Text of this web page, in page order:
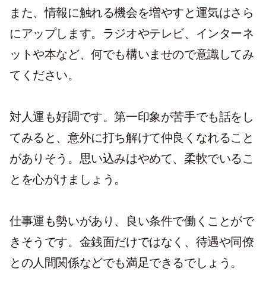
また、情報に触れる機会を増やすと運気はさら
にアップします。ラジオやテレビ、インターネ
ットや本など、何でも構いませので意識してみ
てください。
対人運も好調です。第一印象が苦手でも話をし
てみると、意外に打ち解けて仲良くなれること
がありそう。思い込みはやめて、柔軟でいるこ
とを心がけましょう。
仕事運も勢いがあり、良い条件で働くことがで
きそうです。金銭面だけではなく、待遇や同僚
との人間関係などでも満足できるでしょう。